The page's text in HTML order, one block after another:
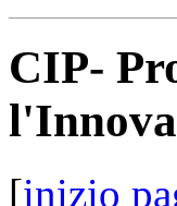
CIP-
[inizio